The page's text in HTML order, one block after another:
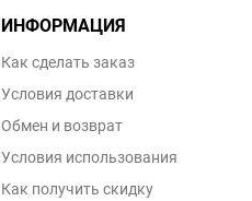
ИНФОРМАЦИЯ
Как сделать заказ
Условия доставки
Обмен и возврат
Условия использования
Как получить скидку